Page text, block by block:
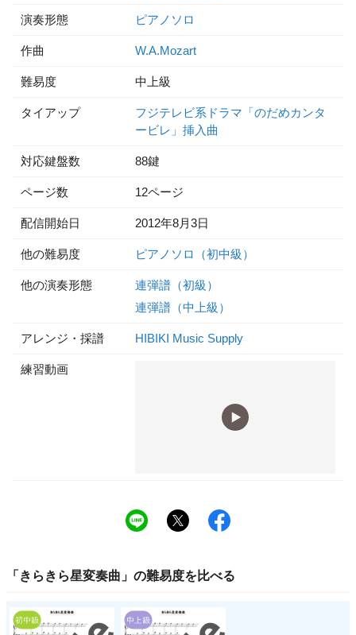
演奏形態 ピアノソロ
作曲 W.A.Mozart
難易度 中上級
タイアップ
フジテレビ系ドラマ「のだめカンタ
ービレ」挿入曲
対応鍵盤数 88鍵
ページ数 12ページ
配信開始日 2012年8月3日
他の難易度 ピアノソロ（初中級）
他の演奏形態
連弾譜（初級）
連弾譜（中上級）
アレンジ・採譜 HIBIKI Music Supply
練習動画
「 きらきら星変奏曲 」の難易度を比べる